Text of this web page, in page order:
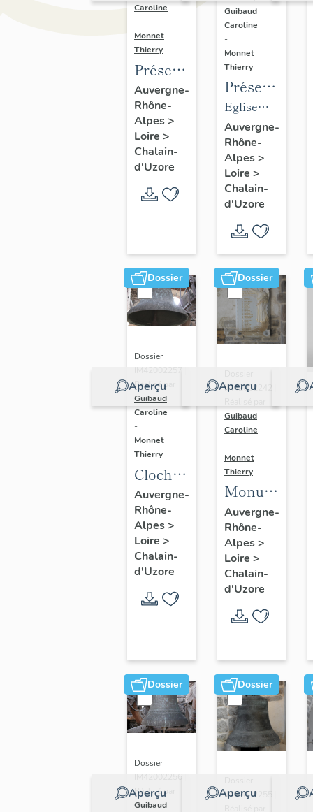
Caroline
-
Monnet
Thierry
Présentation
de la
commune
de
Chalain-
d'Uzore
Auvergne-
Rhône-
Alpes>
Loire >
Chalain-
d'Uzore
Guibaud
Caroline
-
Monnet
Thierry
Présentation
du
mobilier
de
l'église
paroissiale
Saint-
Didier
Eglise
paroissiale
Saint-
Didier
Auvergne-
Rhône-
Alpes>
Loire >
Chalain-
d'Uzore
Dossier
Aperçu
Dossier
IM42002257 |
Réalisé par
Guibaud
Caroline
-
Monnet
Thierry
Cloche :
(n°3)
Auvergne-
Rhône-
Alpes>
Loire >
Chalain-
d'Uzore
Dossier
Aperçu
IM42002242 |
Guibaud
Caroline
-
Monnet
Thierry
Monument
aux
morts
Auvergne-
Rhône-
Alpes>
Loire >
Chalain-
d'Uzore
Dossier
Aperçu
Dossier
IM42002256 |
Réalisé par
Guibaud
Dossier
Aperçu
IM42002255 |